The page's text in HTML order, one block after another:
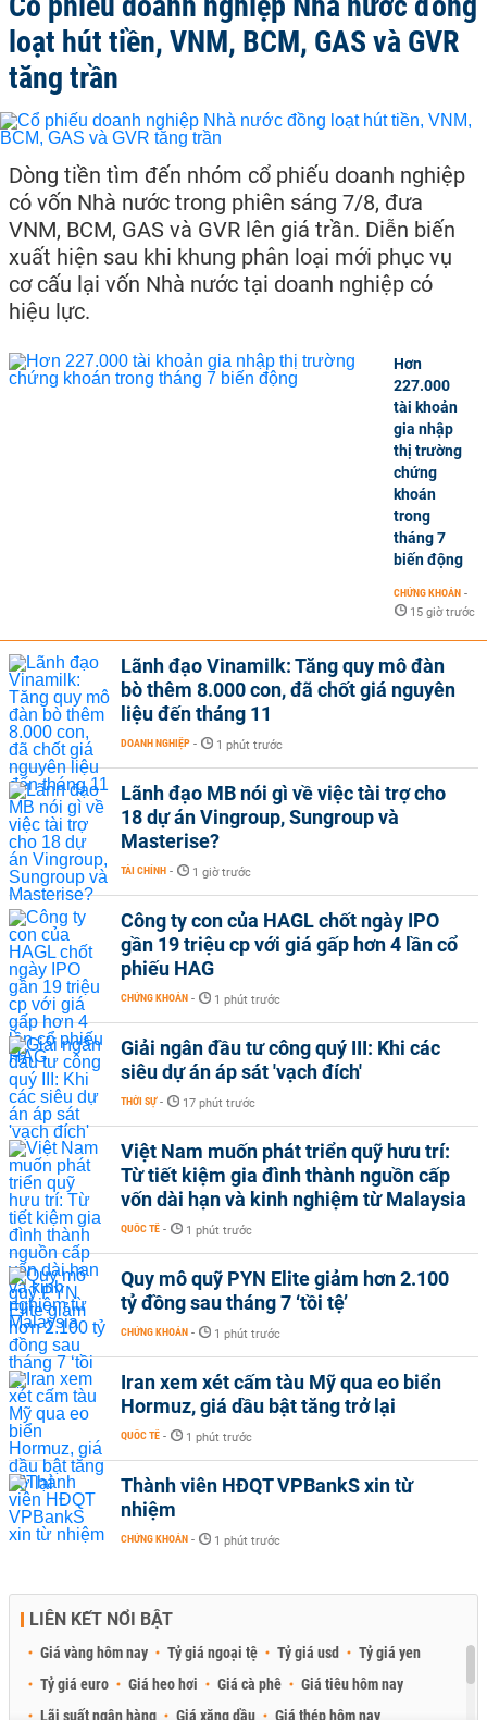
loạt hút tiền, VNM, BCM, GAS và GVR
tăng trần
Dòng tiền tìm đến nhóm cổ phiếu doanh nghiệp
có vốn Nhà nước trong phiên sáng 7/8, đưa
VNM, BCM, GAS và GVR lên giá trần. Diễn biến
xuất hiện sau khi khung phân loại mới phục vụ
cơ cấu lại vốn Nhà nước tại doanh nghiệp có
hiệu lực.
Hơn
227.000
tài khoản
gia nhập
thị trường
chứng
khoán
trong
tháng 7
biến động
CHỨNG KHOÁN -
15 giờ trước
Lãnh đạo Vinamilk: Tăng quy mô đàn
bò thêm 8.000 con, đã chốt giá nguyên
liệu đến tháng 11
DOANH NGHIỆP - 1 phút trước
Lãnh đạo MB nói gì về việc tài trợ cho
18 dự án Vingroup, Sungroup và
Masterise?
TÀI CHÍNH - 1 giờ trước
Công ty con của HAGL chốt ngày IPO
gần 19 triệu cp với giá gấp hơn 4 lần cổ
phiếu HAG
CHỨNG KHOÁN - 1 phút trước
Giải ngân đầu tư công quý III: Khi các
siêu dự án áp sát 'vạch đích'
THỜI SỰ - 17 phút trước
Việt Nam muốn phát triển quỹ hưu trí:
Từ tiết kiệm gia đình thành nguồn cấp
vốn dài hạn và kinh nghiệm từ Malaysia
QUỐC TẾ - 1 phút trước
Quy mô quỹ PYN Elite giảm hơn 2.100
tỷ đồng sau tháng 7 ‘tồi tệ’
CHỨNG KHOÁN - 1 phút trước
Iran xem xét cấm tàu Mỹ qua eo biển
Hormuz, giá dầu bật tăng trở lại
QUỐC TẾ - 1 phút trước
Thành viên HĐQT VPBankS xin từ
nhiệm
CHỨNG KHOÁN - 1 phút trước
LIÊN KẾT NỔI BẬT
Giá vàng hôm nay Tỷ giá ngoại tệ Tỷ giá usd
Tỷ giá yen
Tỷ giá euro
Giá heo hơi Giá cà phê
Giá tiêu hôm nay
Lãi suất ngân hàng
Giá xăng dầu Giá thép hôm nay